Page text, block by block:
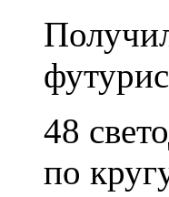
48
по